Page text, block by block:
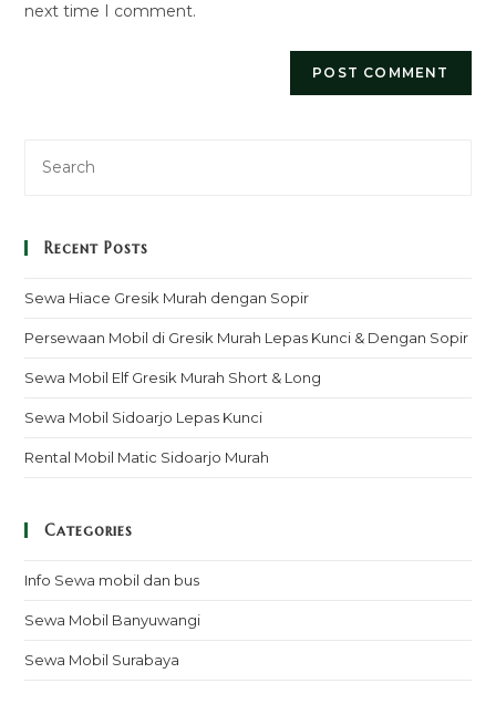
next time I comment.
Recent Posts
Sewa Hiace Gresik Murah dengan Sopir
Persewaan Mobil di Gresik Murah Lepas Kunci & Dengan Sopir
Sewa Mobil Elf Gresik Murah Short & Long
Sewa Mobil Sidoarjo Lepas Kunci
Rental Mobil Matic Sidoarjo Murah
Categories
Info Sewa mobil dan bus
Sewa Mobil Banyuwangi
Sewa Mobil Surabaya